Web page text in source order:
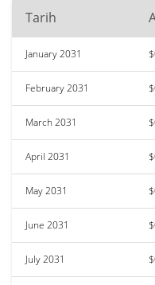
Tarih
January 2031
February 2031
March 2031
April 2031
May 2031
June 2031
July 2031